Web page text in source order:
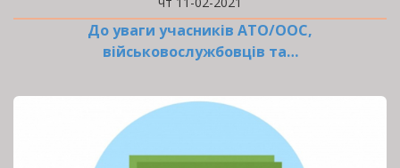
До уваги учасників АТО/ООС,
військовослужбовців та…